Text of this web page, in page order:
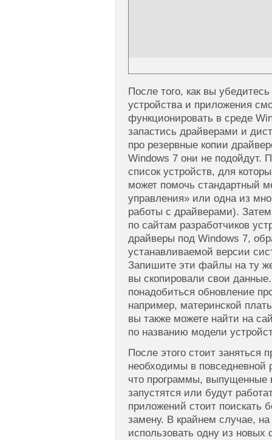
После того, как вы
устройства и приложения
функционировать в среде
запастись драйверами и
про резервные копии
Windows 7 они не подойдут.
список устройств, для
может помочь стандартный
управления» или одна из
работы с драйверами).
по сайтам разработчиков
драйверы под Windows 7,
устанавливаемой версии
Запишите эти файлы на ту
вы скопировали свои
понадобиться обновление
например, материнской
вы также можете найти на
по названию модели
После этого стоит заняться
необходимы в повседневной
что программы, выпущенные
запустятся или будут
приложений стоит поискать
замену. В крайнем случае,
использовать одну из